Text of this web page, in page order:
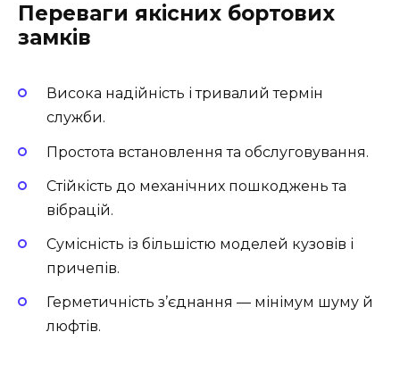
Переваги якісних бортових
замків
Висока надійність і тривалий термін
служби.
Простота встановлення та обслуговування.
Стійкість до механічних пошкоджень та
вібрацій.
Сумісність із більшістю моделей кузовів і
причепів.
Герметичність з’єднання — мінімум шуму й
люфтів.